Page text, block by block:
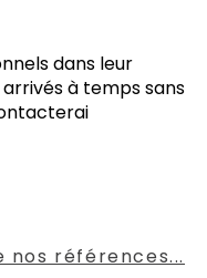
dans leur
à temps sans
nos références...